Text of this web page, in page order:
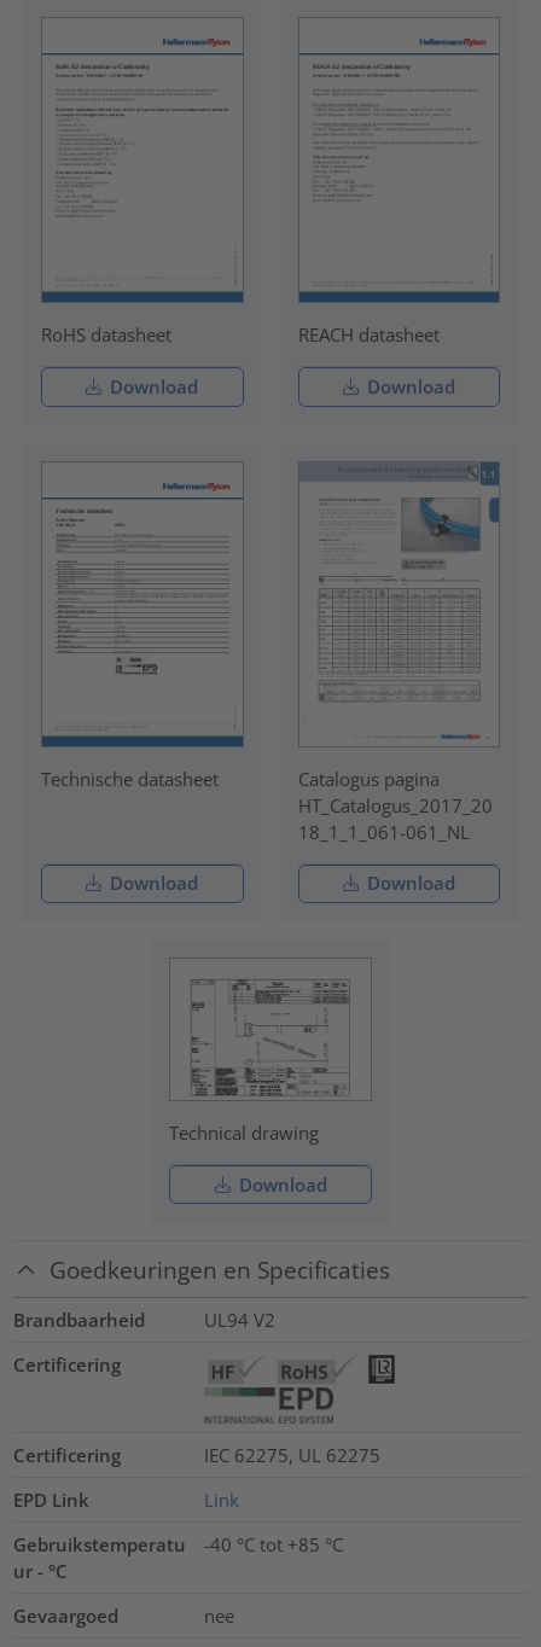
RoHS datasheet
Download
REACH datasheet
Download
Technische datasheet
Download
Catalogus pagina
HT_Catalogus_2017_20
18_1_1_061-061_NL
Download
Technical drawing
Download
Goedkeuringen en Specificaties
Brandbaarheid
UL94 V2
Certificering
Certificering
IEC 62275, UL 62275
EPD Link
Link
Gebruikstemperatu
ur - °C
-40 °C tot +85 °C
Gevaargoed
nee